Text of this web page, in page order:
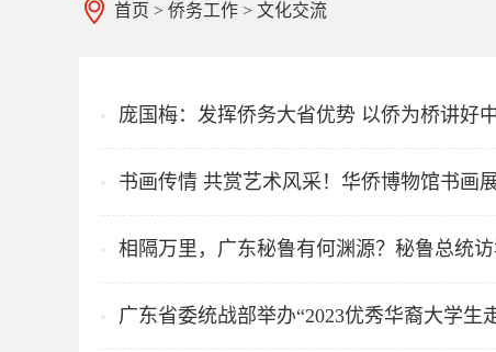
首页 > 侨务工作 > 文化交流
庞国梅：发挥侨务大省优势 以侨为桥讲好
书画传情 共赏艺术风采！华侨博物馆书画
相隔万里，广东秘鲁有何渊源？秘鲁总统
广东省委统战部举办“2023优秀华裔大学生